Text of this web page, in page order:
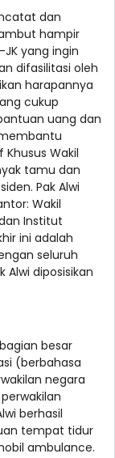
dan
hampir
yang ingin
difasilitasi oleh
harapannya
cukup
uang dan
Khusus Wakil
tamu dan
Pak Alwi
Wakil
Institut
ini adalah
seluruh
Alwi diposisikan
besar
(berbahasa
negara
berhasil
tempat tidur
ambulance.